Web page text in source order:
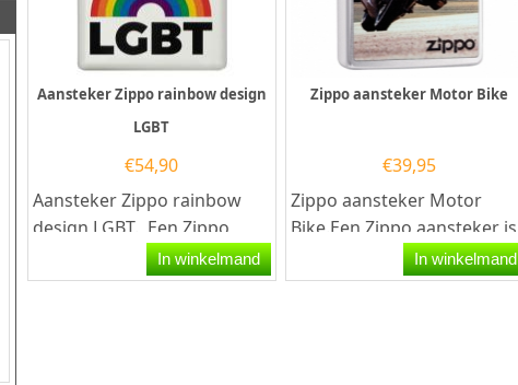
Aansteker Zippo rainbow design
LGBT
€54,90
Aansteker Zippo rainbow
design LGBT. Een Zippo
aansteker is een zeer
kwalitatieve aanstekers
In winkelmand
Zippo aansteker Motor Bike
€39,95
Zippo aansteker Motor
Bike.Een Zippo aansteker is
een kwalitatief
goede aansteker met de...
In winkelmand